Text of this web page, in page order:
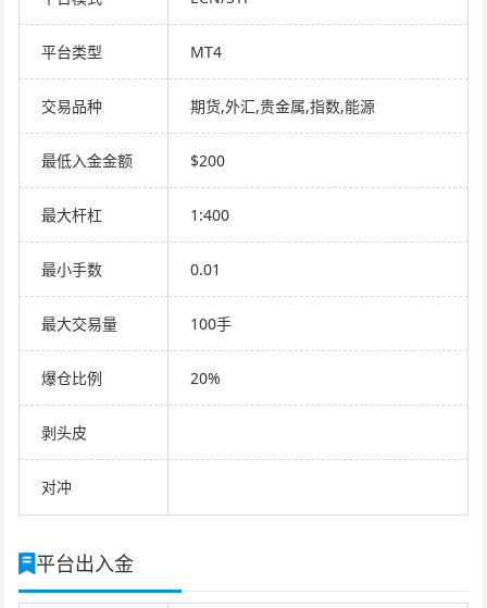
平台类型 MT4
交易品种 期货,外汇,贵金属,指数,能源
最低入金金额 $200
最大杆杠 1:400
最小手数 0.01
最大交易量 100手
爆仓比例 20%
剥头皮
对冲
平台出入金